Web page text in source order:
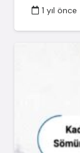
1 yıl önce